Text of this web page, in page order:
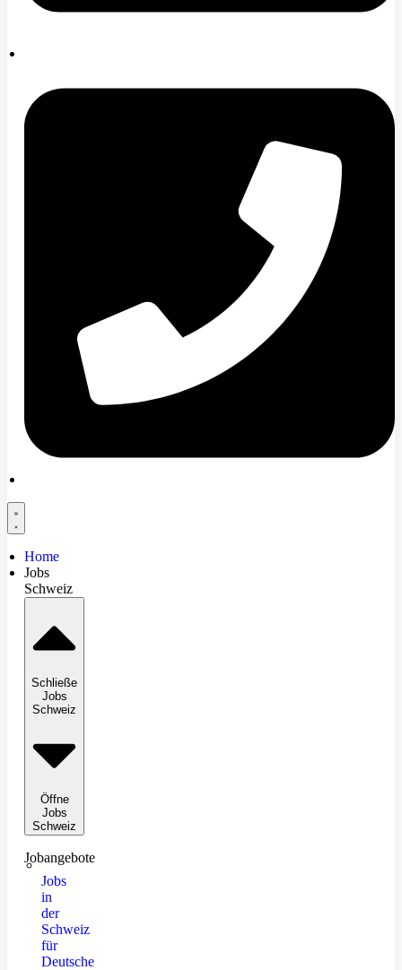
Home
Jobs
Schweiz
Schließe
Jobs
Schweiz
Öffne
Jobs
Schweiz
Jobangebote
Jobs
in
der
Schweiz
für
Deutsche